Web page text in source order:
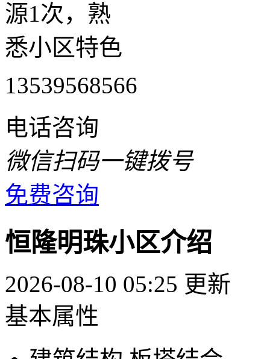
源1次，熟
悉小区特色
13539568566
电话咨询
微信扫码一键拨号
免费咨询
恒隆明珠小区介绍
2026-08-10 05:25 更新
基本属性